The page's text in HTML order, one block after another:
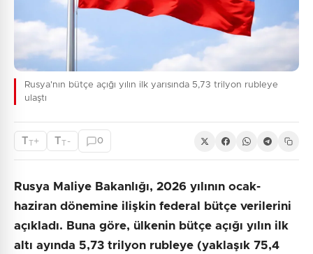
Rusya'nın bütçe açığı yılın ilk yarısında 5,73 trilyon rubleye
ulaştı
TT+ TT - 0
Rusya Maliye Bakanlığı, 2026 yılının ocak-
haziran dönemine ilişkin federal bütçe verilerini
açıkladı. Buna göre, ülkenin bütçe açığı yılın ilk
altı ayında 5,73 trilyon rubleye (yaklaşık 75,4